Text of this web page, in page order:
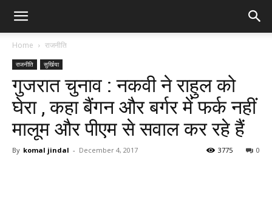
Home राजनीति
राजनीति सुर्खिया
गुजरात चुनाव : नकवी ने राहुल को
घेरा , कहा बैंगन और बर्गर में फर्क नहीं
मालूम और पीएम से सवाल कर रहे हैं
By komal jindal - December 4, 2017 0
3775